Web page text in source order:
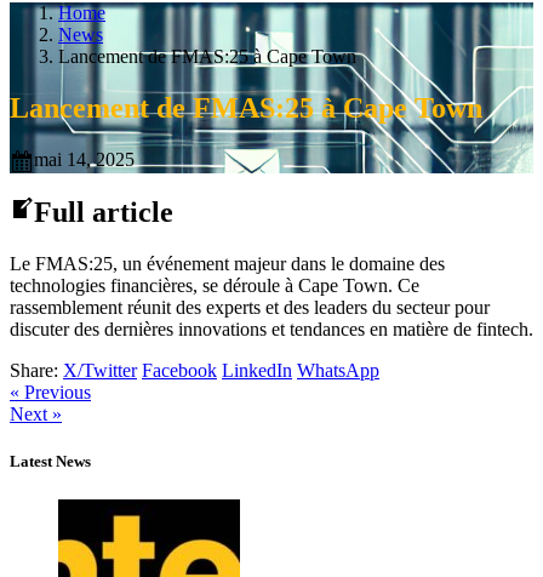
Home
News
Lancement de FMAS:25 à Cape Town
Lancement de FMAS:25 à Cape Town
mai 14, 2025
Full article
Le FMAS:25, un événement majeur dans le domaine des
technologies financières, se déroule à Cape Town. Ce
rassemblement réunit des experts et des leaders du secteur pour
discuter des dernières innovations et tendances en matière de fintech.
Share: X/Twitter Facebook LinkedIn WhatsApp
« Previous
Next »
Latest News